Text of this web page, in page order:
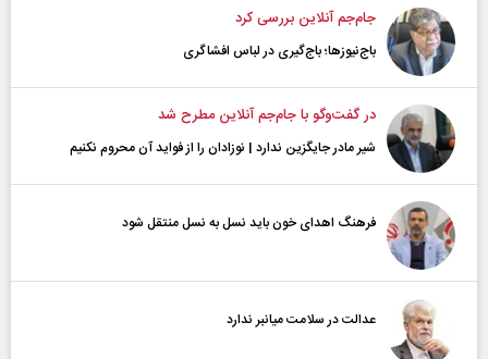
جام‌جم آنلاین بررسی کرد
باج‌نیوزها؛ باج‌گیری در لباس افشاگری
در گفت‌و‌گو با جام‌جم آنلاین مطرح شد
شیر مادر جایگزین ندارد | نوزادان را از فواید آن محروم نکنیم
فرهنگ اهدای خون باید نسل به نسل منتقل شود
عدالت در سلامت میانبر ندارد